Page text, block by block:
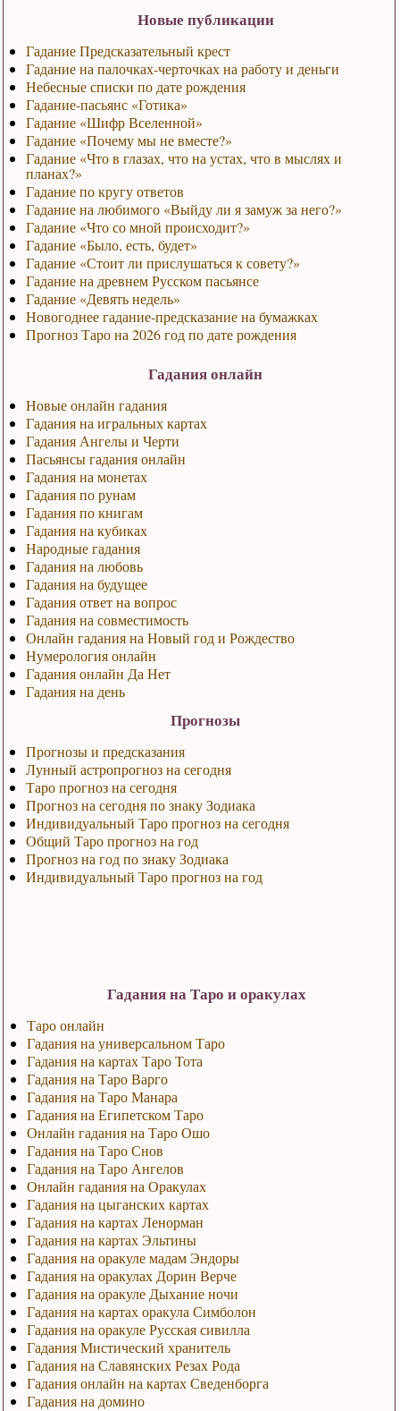
Новые публикации
Гадание Предсказательный крест
Гадание на палочках-черточках на работу и деньги
Небесные списки по дате рождения
Гадание-пасьянс «Готика»
Гадание «Шифр Вселенной»
Гадание «Почему мы не вместе?»
Гадание «Что в глазах, что на устах, что в мыслях и
планах?»
Гадание по кругу ответов
Гадание на любимого «Выйду ли я замуж за него?»
Гадание «Что со мной происходит?»
Гадание «Было, есть, будет»
Гадание «Стоит ли прислушаться к совету?»
Гадание на древнем Русском пасьянсе
Гадание «Девять недель»
Новогоднее гадание-предсказание на бумажках
Прогноз Таро на 2026 год по дате рождения
Гадания онлайн
Новые онлайн гадания
Гадания на игральных картах
Гадания Ангелы и Черти
Пасьянсы гадания онлайн
Гадания на монетах
Гадания по рунам
Гадания по книгам
Гадания на кубиках
Народные гадания
Гадания на любовь
Гадания на будущее
Гадания ответ на вопрос
Гадания на совместимость
Онлайн гадания на Новый год и Рождество
Нумерология онлайн
Гадания онлайн Да Нет
Гадания на день
Прогнозы
Прогнозы и предсказания
Лунный астропрогноз на сегодня
Таро прогноз на сегодня
Прогноз на сегодня по знаку Зодиака
Индивидуальный Таро прогноз на сегодня
Общий Таро прогноз на год
Прогноз на год по знаку Зодиака
Индивидуальный Таро прогноз на год
Гадания на Таро и оракулах
Таро онлайн
Гадания на универсальном Таро
Гадания на картах Таро Тота
Гадания на Таро Варго
Гадания на Таро Манара
Гадания на Египетском Таро
Онлайн гадания на Таро Ошо
Гадания на Таро Снов
Гадания на Таро Ангелов
Онлайн гадания на Оракулах
Гадания на цыганских картах
Гадания на картах Ленорман
Гадания на картах Эльтины
Гадания на оракуле мадам Эндоры
Гадания на оракулах Дорин Верче
Гадания на оракуле Дыхание ночи
Гадания на картах оракула Симболон
Гадания на оракуле Русская сивилла
Гадания Мистический хранитель
Гадания на Славянских Резах Рода
Гадания онлайн на картах Сведенборга
Гадания на домино